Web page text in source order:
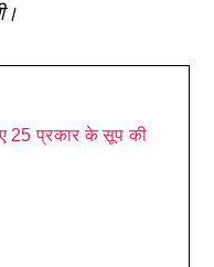
25 प्रकार के सूप की